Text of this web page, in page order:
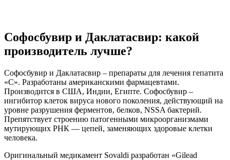
Софосбувир и Даклатасвир: какой
производитель лучше?
Софосбувир и Даклатасвир – препараты для лечения гепатита
«С». Разработаны американскими фармацевтами.
Производится в США, Индии, Египте. Софосбувир –
ингибитор клеток вируса нового поколения, действующий на
уровне разрушения ферментов, белков, NSSA бактерий.
Препятствует строению патогенными микроорганизмами
мутирующих РНК — цепей, заменяющих здоровые клетки
человека.
Оригинальный медикамент Sovaldi разработан «Gilead